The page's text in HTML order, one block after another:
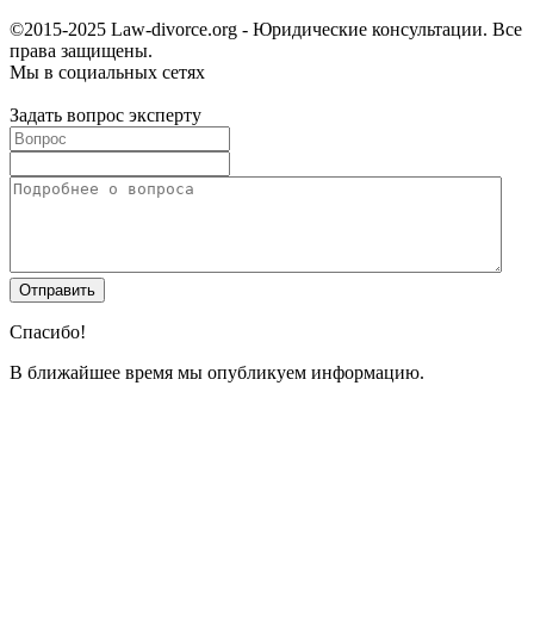
©2015-2025 Law-divorce.org - Юридические консультации. Все
права защищены.
Мы в социальных сетях
Задать вопрос эксперту
Спасибо!
В ближайшее время мы опубликуем информацию.